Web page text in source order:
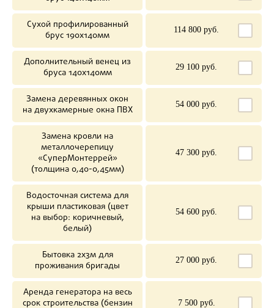
Сухой профилированный
брус 190х140мм
114 800 руб.
Дополнительный венец из
бруса 140х140мм
29 100 руб.
Замена деревянных окон
на двухкамерные окна ПВХ
54 000 руб.
Замена кровли на
металлочерепицу
«СуперМонтеррей»
(толщина 0,40-0,45мм)
47 300 руб.
Водосточная система для
крыши пластиковая (цвет
на выбор: коричневый,
белый)
54 600 руб.
Бытовка 2х3м для
проживания бригады
27 000 руб.
Аренда генератора на весь
срок строительства (бензин
7 500 руб.